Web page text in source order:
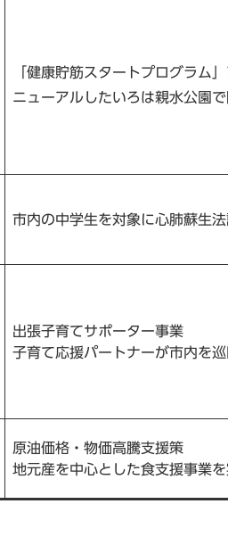
「健康貯筋スタートプログラム
ニューアルしたいろは親水公園で
市内の中学生を対象に心肺蘇生
出張子育てサポーター事業
子育て応援パートナーが市内を
原油価格・物価高騰支援策
地元産を中心とした食支援事業